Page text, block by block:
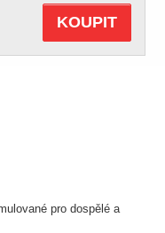
pro dospělé a
KOUPIT